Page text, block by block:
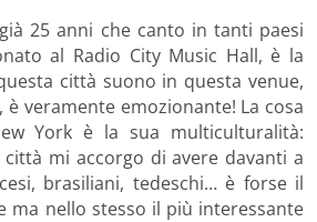
25 anni che canto in tanti paesi
al Radio City Music Hall, è la
città suono in questa venue,
veramente emozionante! La cosa
York è la sua multiculturalità:
mi accorgo di avere davanti a
brasiliani, tedeschi… è forse il
ma nello stesso il più interessante